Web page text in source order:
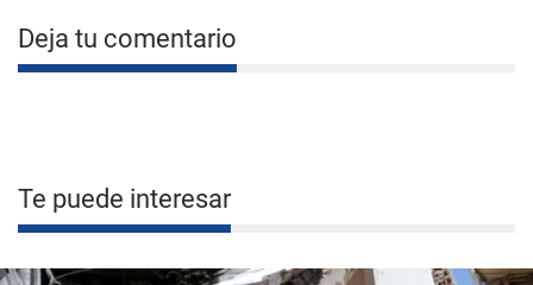
Deja tu comentario
Te puede interesar